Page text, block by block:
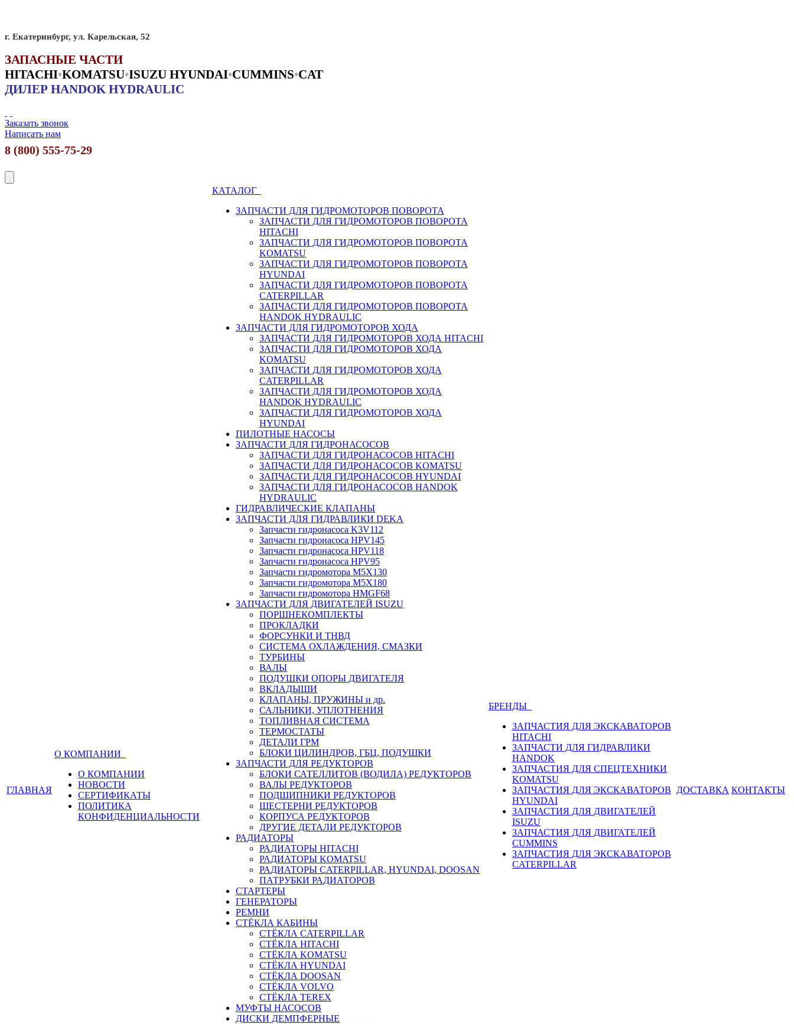
г. Екатеринбург, ул. Карельская, 52
ЗАПАСНЫЕ ЧАСТИ
HITACHI•KOMATSU•ISUZU HYUNDAI•CUMMINS•CAT
ДИЛЕР HANDOK HYDRAULIC
Заказать звонок
Написать нам
8 (800) 555-75-29
ГЛАВНАЯ
О КОМПАНИИ
О КОМПАНИИ
НОВОСТИ
СЕРТИФИКАТЫ
ПОЛИТИКА
КОНФИДЕНЦИАЛЬНОСТИ
КАТАЛОГ
ЗАПЧАСТИ ДЛЯ ГИДРОМОТОРОВ ПОВОРОТА
ЗАПЧАСТИ ДЛЯ ГИДРОМОТОРОВ ПОВОРОТА
HITACHI
ЗАПЧАСТИ ДЛЯ ГИДРОМОТОРОВ ПОВОРОТА
KOMATSU
ЗАПЧАСТИ ДЛЯ ГИДРОМОТОРОВ ПОВОРОТА
HYUNDAI
ЗАПЧАСТИ ДЛЯ ГИДРОМОТОРОВ ПОВОРОТА
CATERPILLAR
ЗАПЧАСТИ ДЛЯ ГИДРОМОТОРОВ ПОВОРОТА
HANDOK HYDRAULIC
ЗАПЧАСТИ ДЛЯ ГИДРОМОТОРОВ ХОДА
ЗАПЧАСТИ ДЛЯ ГИДРОМОТОРОВ ХОДА HITACHI
ЗАПЧАСТИ ДЛЯ ГИДРОМОТОРОВ ХОДА
KOMATSU
ЗАПЧАСТИ ДЛЯ ГИДРОМОТОРОВ ХОДА
CATERPILLAR
ЗАПЧАСТИ ДЛЯ ГИДРОМОТОРОВ ХОДА
HANDOK HYDRAULIC
ЗАПЧАСТИ ДЛЯ ГИДРОМОТОРОВ ХОДА
HYUNDAI
ПИЛОТНЫЕ НАСОСЫ
ЗАПЧАСТИ ДЛЯ ГИДРОНАСОСОВ
ЗАПЧАСТИ ДЛЯ ГИДРОНАСОСОВ HITACHI
ЗАПЧАСТИ ДЛЯ ГИДРОНАСОСОВ KOMATSU
ЗАПЧАСТИ ДЛЯ ГИДРОНАСОСОВ HYUNDAI
ЗАПЧАСТИ ДЛЯ ГИДРОНАСОСОВ HANDOK
HYDRAULIC
ГИДРАВЛИЧЕСКИЕ КЛАПАНЫ
ЗАПЧАСТИ ДЛЯ ГИДРАВЛИКИ DEKA
Запчасти гидронасоса K3V112
Запчасти гидронасоса HPV145
Запчасти гидронасоса HPV118
Запчасти гидронасоса HPV95
Запчасти гидромотора M5X130
Запчасти гидромотора M5X180
Запчасти гидромотора HMGF68
ЗАПЧАСТИ ДЛЯ ДВИГАТЕЛЕЙ ISUZU
ПОРШНЕКОМПЛЕКТЫ
ПРОКЛАДКИ
ФОРСУНКИ И ТНВД
СИСТЕМА ОХЛАЖДЕНИЯ, СМАЗКИ
ТУРБИНЫ
ВАЛЫ
ПОДУШКИ ОПОРЫ ДВИГАТЕЛЯ
ВКЛАДЫШИ
КЛАПАНЫ, ПРУЖИНЫ и др.
САЛЬНИКИ, УПЛОТНЕНИЯ
ТОПЛИВНАЯ СИСТЕМА
ТЕРМОСТАТЫ
ДЕТАЛИ ГРМ
БЛОКИ ЦИЛИНДРОВ, ГБЦ, ПОДУШКИ
ЗАПЧАСТИ ДЛЯ РЕДУКТОРОВ
БЛОКИ САТЕЛЛИТОВ (ВОДИЛА) РЕДУКТОРОВ
ВАЛЫ РЕДУКТОРОВ
ПОДШИПНИКИ РЕДУКТОРОВ
ШЕСТЕРНИ РЕДУКТОРОВ
КОРПУСА РЕДУКТОРОВ
ДРУГИЕ ДЕТАЛИ РЕДУКТОРОВ
РАДИАТОРЫ
РАДИАТОРЫ HITACHI
РАДИАТОРЫ KOMATSU
РАДИАТОРЫ CATERPILLAR, HYUNDAI, DOOSAN
ПАТРУБКИ РАДИАТОРОВ
СТАРТЕРЫ
ГЕНЕРАТОРЫ
РЕМНИ
СТЁКЛА КАБИНЫ
СТЁКЛА CATERPILLAR
СТЁКЛА HITACHI
СТЁКЛА KOMATSU
СТЁКЛА HYUNDAI
СТЁКЛА DOOSAN
СТЁКЛА VOLVO
СТЁКЛА TEREX
МУФТЫ НАСОСОВ
ДИСКИ ДЕМПФЕРНЫЕ
БРЕНДЫ
ЗАПЧАСТИЯ ДЛЯ ЭКСКАВАТОРОВ
HITACHI
ЗАПЧАСТИ ДЛЯ ГИДРАВЛИКИ
HANDOK
ЗАПЧАСТИЯ ДЛЯ СПЕЦТЕХНИКИ
KOMATSU
ЗАПЧАСТИЯ ДЛЯ ЭКСКАВАТОРОВ
HYUNDAI
ЗАПЧАСТИЯ ДЛЯ ДВИГАТЕЛЕЙ
ISUZU
ЗАПЧАСТИЯ ДЛЯ ДВИГАТЕЛЕЙ
CUMMINS
ЗАПЧАСТИЯ ДЛЯ ЭКСКАВАТОРОВ
CATERPILLAR
ДОСТАВКА КОНТАКТЫ